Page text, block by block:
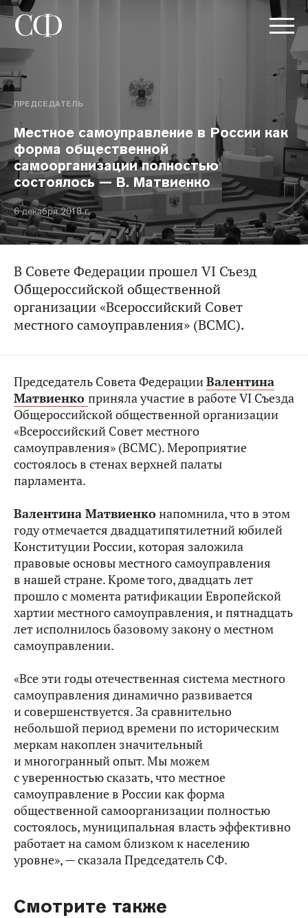
ПРЕДСЕДАТЕЛЬ
Местное самоуправление в России как
форма общественной
самоорганизации полностью
состоялось — В. Матвиенко
6 декабря 2018 г.
В Совете Федерации прошел VI Съезд
Общероссийской общественной
организации «Всероссийский Совет
местного самоуправления» (ВСМС).
Председатель Совета ФедерацииВалентина
Матвиенко приняла участие в работе VI Съезда
Общероссийской общественной организации
«Всероссийский Совет местного
самоуправления» (ВСМС). Мероприятие
состоялось в стенах верхней палаты
парламента.
Валентина Матвиенконапомнила, что в этом
году отмечается двадцатипятилетний юбилей
Конституции России, которая заложила
правовые основы местного самоуправления
в нашей стране. Кроме того, двадцать лет
прошло с момента ратификации Европейской
хартии местного самоуправления, и пятнадцать
лет исполнилось базовому закону о местном
самоуправлении.
«Все эти годы отечественная система местного
самоуправления динамично развивается
и совершенствуется. За сравнительно
небольшой период времени по историческим
меркам накоплен значительный
и многогранный опыт. Мы можем
с уверенностью сказать, что местное
самоуправление в России как форма
общественной самоорганизации полностью
состоялось, муниципальная власть эффективно
работает на самом близком к населению
уровне», — сказала Председатель СФ.
Смотрите также